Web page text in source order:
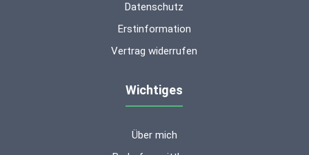
Datenschutz
Erstinformation
Vertrag widerrufen
Wichtiges
Über mich